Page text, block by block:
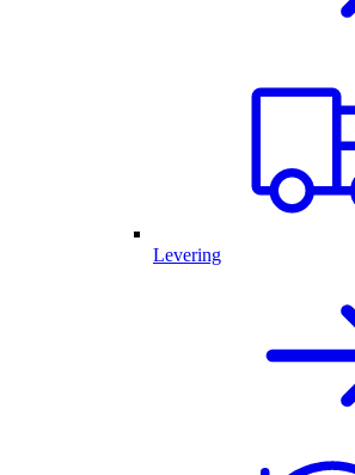
Levering